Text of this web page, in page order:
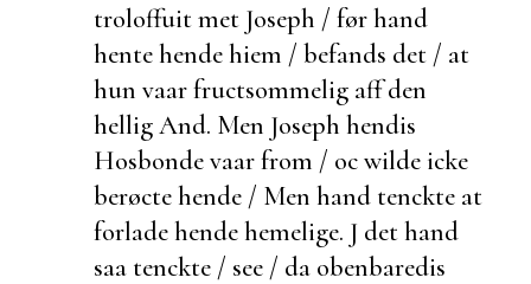
troloffuit met Joseph / før hand
hente hende hiem / befands det / at
hun vaarfructsommelig aff den
hellig And. Men Joseph hendis
Hosbonde vaar from / oc wilde icke
berøcte hende / Men hand tenckte at
forlade hende hemelige. J det hand
saa tenckte / see / da obenbaredis